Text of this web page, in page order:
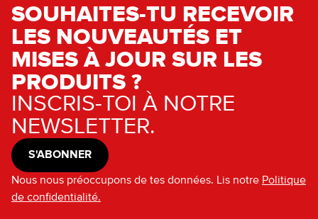
SOUHAITES-TU RECEVOIR
LES NOUVEAUTÉS ET
MISES À JOUR SUR LES
PRODUITS ?
INSCRIS-TOI À NOTRE
NEWSLETTER.
S'ABONNER
Nous nous préoccupons de tes données. Lis notre Politique
de confidentialité.